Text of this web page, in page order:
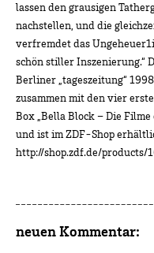
lassen den grausigen
nachstellen, und die
verfremdet das
schön stiller Inszenierung.“
Berliner „tageszeitung“
zusammen mit den vier
Box „Bella Block – Die
und ist im ZDF-Shop
http://shop.zdf.de/products/
neuen Kommentar: